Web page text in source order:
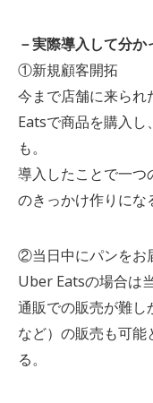
－実際導入して分
①新規顧客開拓
今まで店舗に来ら
Eatsで商品を購入し
も。
導入したことで一つ
のきっかけ作りにな
②当日中にパンをお
Uber Eatsの場合は
通販での販売が難し
など）の販売も可能
る。